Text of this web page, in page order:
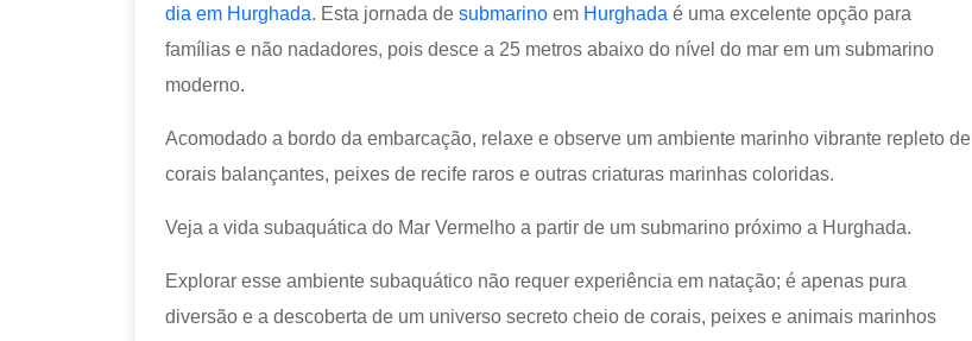
dia em Hurghada. Esta jornada de submarino em Hurghada é uma excelente opção para
famílias e não nadadores, pois desce a 25 metros abaixo do nível do mar em um submarino
moderno.
Acomodado a bordo da embarcação, relaxe e observe um ambiente marinho vibrante repleto de
corais balançantes, peixes de recife raros e outras criaturas marinhas coloridas.
Veja a vida subaquática do Mar Vermelho a partir de um submarino próximo a Hurghada.
Explorar esse ambiente subaquático não requer experiência em natação; é apenas pura
diversão e a descoberta de um universo secreto cheio de corais, peixes e animais marinhos